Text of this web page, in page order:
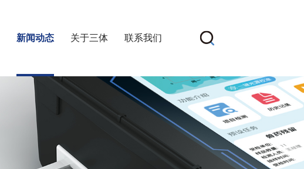
新闻动态 关于三体 联系我们